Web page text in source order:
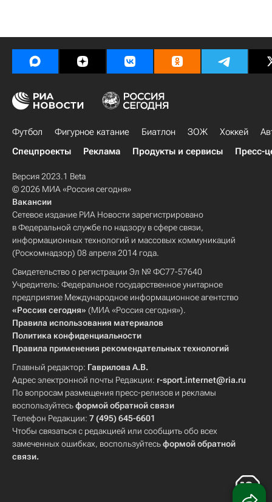
Футбол Фигурное катание Биатлон ЗОЖ Хоккей
Спецпроекты
Реклама Продукты и сервисы Пресс-
Версия 2023.1 Beta
© 2026 МИА «Россия сегодня»
Вакансии
Сетевое издание РИА Новости зарегистрировано
в Федеральной службе по надзору в сфере связи,
информационных технологий и массовых коммуникаций
(Роскомнадзор) 08 апреля 2014 года.
Свидетельство о регистрации Эл № ФС77-57640
Учредитель: Федеральное государственное унитарное
предприятие Международное информационное агентство
«Россия сегодня» (МИА «Россия сегодня»).
Правила использования материалов
Политика конфиденциальности
Правила применения рекомендательных технологий
Главный редактор: Гаврилова А.В.
Адрес электронной почты Редакции: r-sport.internet@ria.ru
По вопросам размещения пресс-релизов и рекламы
воспользуйтесьформой обратной связи
Телефон Редакции: 7 (495) 645-6601
Чтобы связаться с редакцией или сообщить обо всех
замеченных ошибках, воспользуйтесьформой обратной
связи.